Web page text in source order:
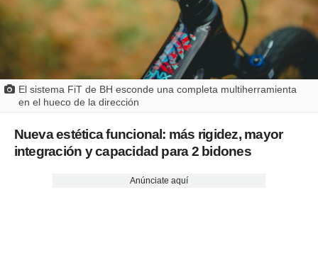
El sistema FiT de BH esconde una completa multiherramienta
en el hueco de la dirección
Nueva estética funcional: más rigidez, mayor
integración y capacidad para 2 bidones
Anúnciate aquí